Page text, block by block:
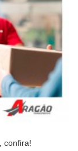
confira!